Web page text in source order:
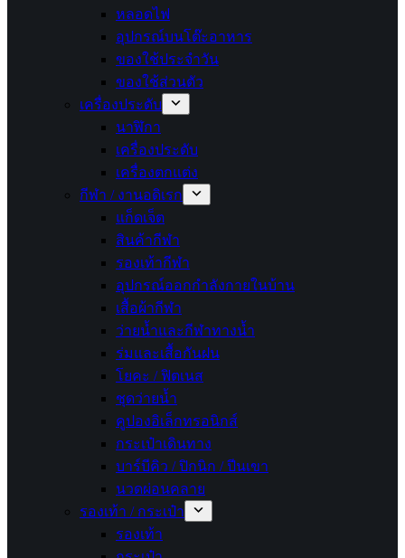
หลอดไฟ
อุปกรณ์บนโต๊ะอาหาร
ของใช้ประจำวัน
ของใช้ส่วนตัว
เครื่องประดับ
นาฬิกา
เครื่องประดับ
เครื่องตกแต่ง
กีฬา / งานอดิเรก
แก็ดเจ็ต
สินค้ากีฬา
รองเท้ากีฬา
อุปกรณ์ออกกำลังกายในบ้าน
เสื้อผ้ากีฬา
ว่ายน้ำและกีฬาทางน้ำ
ร่มและเสื้อกันฝน
โยคะ / ฟิตเนส
ชุดว่ายน้ำ
คูปองอิเล็กทรอนิกส์
กระเป๋าเดินทาง
บาร์บีคิว / ปิกนิก / ปีนเขา
นวดผ่อนคลาย
รองเท้า / กระเป๋า
รองเท้า